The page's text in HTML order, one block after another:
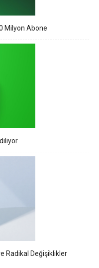
Milyon Abone
Radikal Değişiklikler